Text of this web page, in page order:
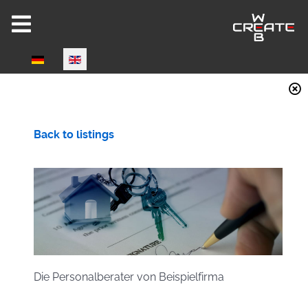
Select your language
CW-HIRE DEMO
Joomla 6 ready!
Back to listings
Die Personalberater von Beispielfirma